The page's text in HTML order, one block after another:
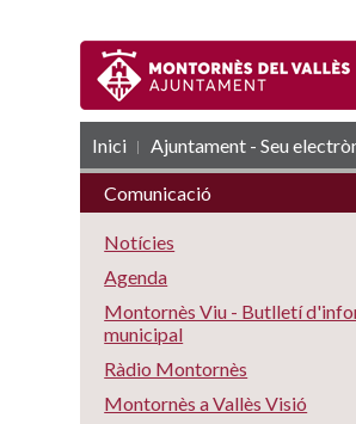
Inici Ajuntament - SeuRSS
Comunicació
Notícies
Agenda
Montornès Viu - Butlletí
municipal
Ràdio Montornès
Montornès a Vallès Visió